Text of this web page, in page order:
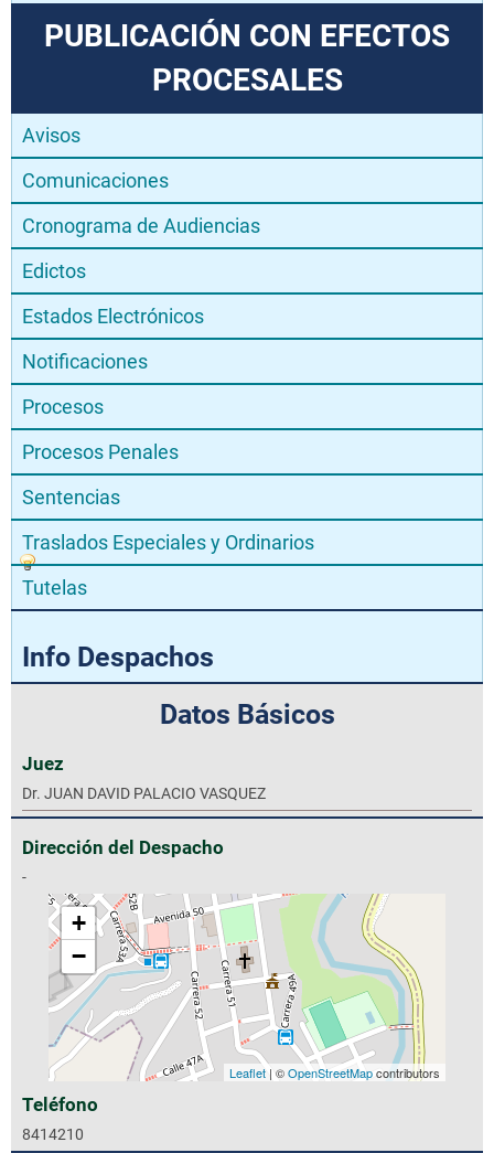
PUBLICACIÓN CON EFECTOS
PROCESALES
Avisos
Comunicaciones
Cronograma de Audiencias
Edictos
Estados Electrónicos
Notificaciones
Procesos
Procesos Penales
Sentencias
Traslados Especiales y Ordinarios
Tutelas
Info Despachos
Datos Básicos
Juez
Dr. JUAN DAVID PALACIO VASQUEZ
Dirección del Despacho
-
+
−
Leaflet| ©OpenStreetMapcontributors
Teléfono
8414210